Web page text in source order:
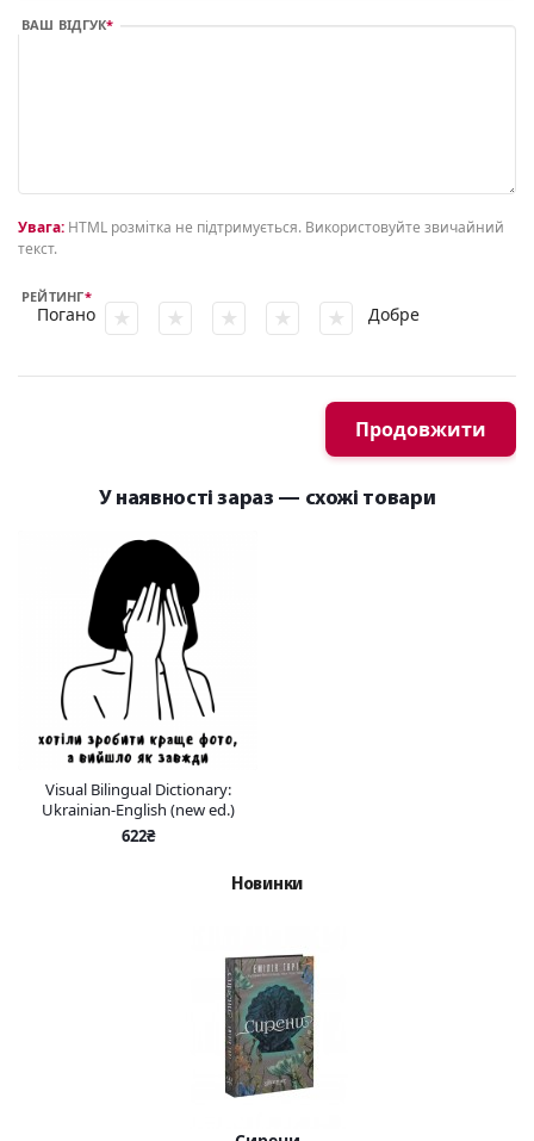
ВАШ ВІДГУК
Увага: HTML розмітка не підтримується. Використовуйте звичайний
текст.
РЕЙТИНГ
Погано Добре
Продовжити
У наявності зараз — схожі товари
Visual Bilingual Dictionary:
Ukrainian-English (new ed.)
622₴
Новинки